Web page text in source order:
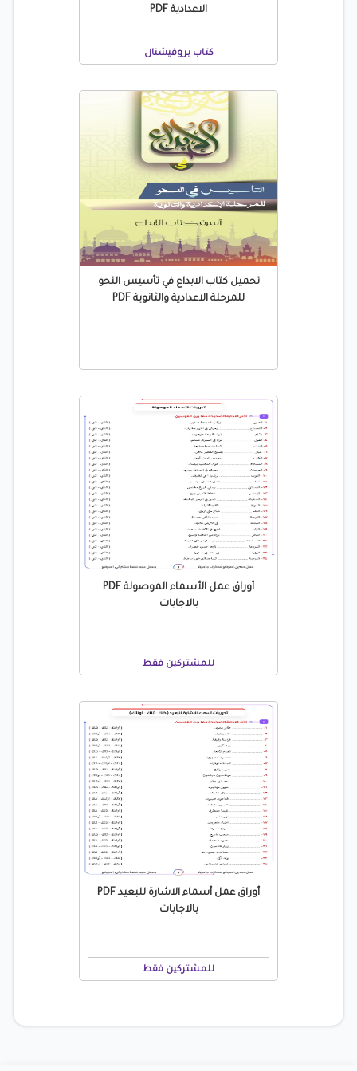
الاعدادية PDF
كتاب بروفيشنال
تحميل كتاب الابداع في تأسيس النحو
للمرحلة الاعدادية والثانوية PDF
أوراق عمل الأسماء الموصولة PDF
بالاجابات
للمشتركين فقط
أوراق عمل أسماء الاشارة للبعيد PDF
بالاجابات
للمشتركين فقط